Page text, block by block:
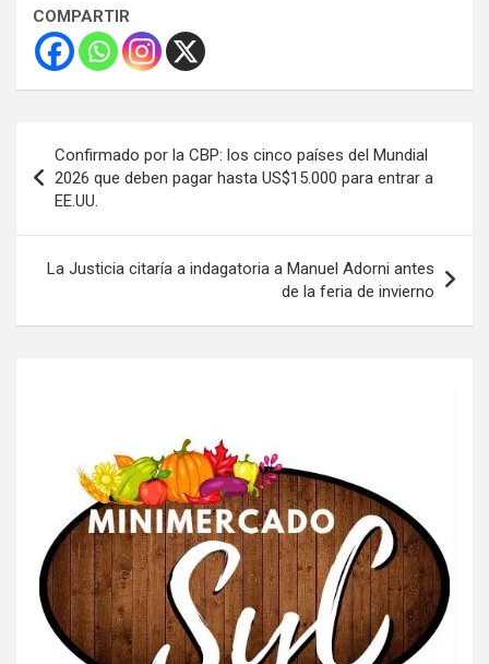
COMPARTIR
de
entradas
Confirmado por la CBP: los cinco países del Mundial
2026 que deben pagar hasta US$15.000 para entrar a
EE.UU.
La Justicia citaría a indagatoria a Manuel Adorni antes
de la feria de invierno